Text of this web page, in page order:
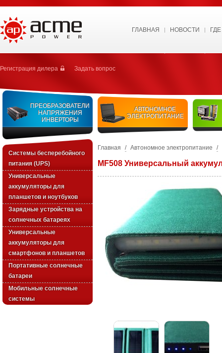
ГЛАВНАЯ НОВОСТИ
Регистрация дилера Задать вопрос
ПРЕОБРАЗОВАТЕЛИ
НАПРЯЖЕНИЯ
ИНВЕРТОРЫ
АВТОНОМНОЕ
ЭЛЕКТРОПИТАНИЕ
Системы бесперебойного
питания (UPS)
Универсальные
аккумуляторы для
планшетов и ноутбуков
Зарядные устройства на
солнечных батареях
Универсальные
аккумуляторы для
смартфонов и планшетов
Портативные солнечные
батареи
Мобильные солнечные
системы
Главная / Автономное электропитание /
MF508 Универсальный